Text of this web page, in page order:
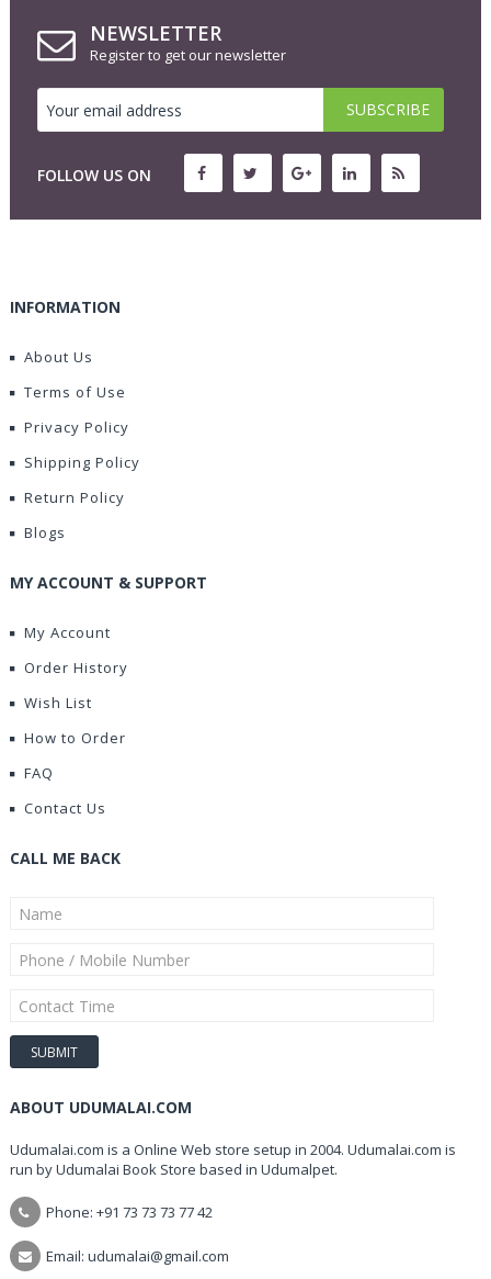
NEWSLETTER
Register to get our newsletter
FOLLOW US ON
INFORMATION
About Us
Terms of Use
Privacy Policy
Shipping Policy
Return Policy
Blogs
MY ACCOUNT & SUPPORT
My Account
Order History
Wish List
How to Order
FAQ
Contact Us
CALL ME BACK
ABOUT UDUMALAI.COM
Udumalai.com is a Online Web store setup in 2004. Udumalai.com is
run by Udumalai Book Store based in Udumalpet.
Phone: +91 73 73 73 77 42
Email: udumalai@gmail.com